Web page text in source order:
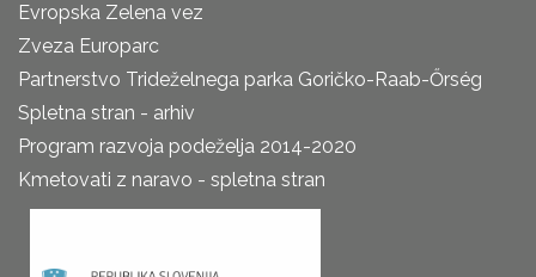
Evropska Zelena vez
Zveza Europarc
Partnerstvo Trideželnega parka Goričko-Raab-Őrség
Spletna stran - arhiv
Program razvoja podeželja 2014-2020
Kmetovati z naravo - spletna stran